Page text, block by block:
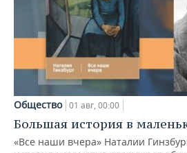
Общество 01 авг, 00:00
Большая история в
«Все наши вчера» Наталии